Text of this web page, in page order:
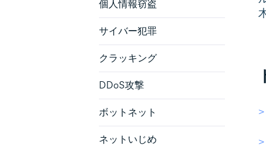
個人情報窃盗
サイバー犯罪
クラッキング
DDoS攻撃
ボットネット
ネットいじめ